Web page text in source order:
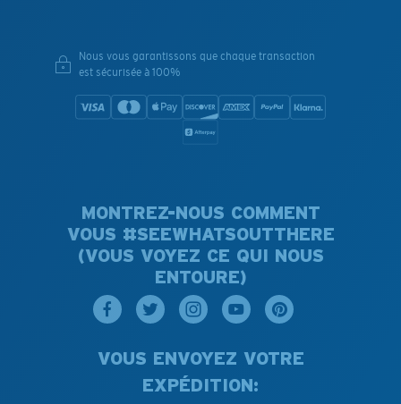
Nous vous garantissons que chaque transaction
est sécurisée à 100%
MONTREZ-NOUS COMMENT
VOUS #SEEWHATSOUTTHERE
(VOUS VOYEZ CE QUI NOUS
ENTOURE)
VOUS ENVOYEZ VOTRE
EXPÉDITION: